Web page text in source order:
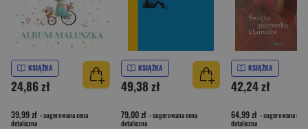
KSIĄŻKA
24,86 zł
39,99 zł - sugerowana cena
detaliczna
KSIĄŻKA
49,38 zł
79,00 zł - sugerowana cena
detaliczna
KSIĄŻKA
42,24 zł
64,99 zł - sugerowana cena
detaliczna